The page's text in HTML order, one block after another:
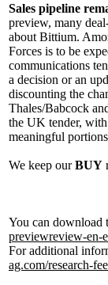
Sales pipeline
preview, many
about Bittium.
Forces is to be
communications
a decision or an
discounting the
Thales/Babcock
the UK tender,
meaningful
We keep ourBUY
You can download
previewreview-en-
For additional
ag.com/research-